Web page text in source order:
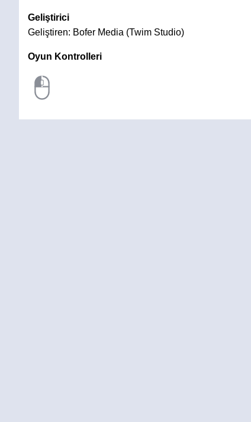
Geliştirici
Geliştiren: Bofer Media (Twim Studio)
Oyun Kontrolleri